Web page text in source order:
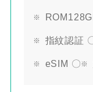
指紋認証
eSIM 〇